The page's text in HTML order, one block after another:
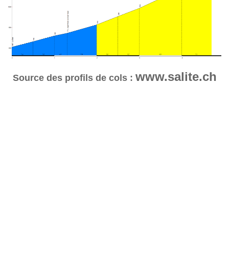
Source des profils de cols : www.salite.ch